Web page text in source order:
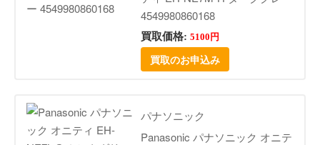
4549980860168
買取価格: 5100円
買取のお申込み
パナソニック
Panasonic パナソニック オニテ